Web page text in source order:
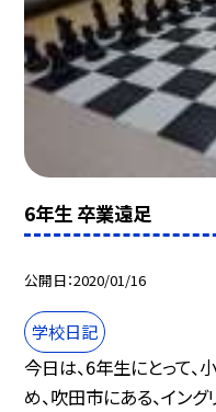
6年生 卒業遠足
公開日 2020/01/16
学校日記
今日は、6年生にとって
め、吹田市にある、イング